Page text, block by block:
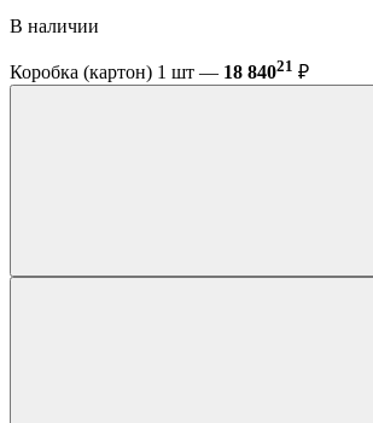
В наличии
Коробка (картон) 1 шт — 18 84021 ₽